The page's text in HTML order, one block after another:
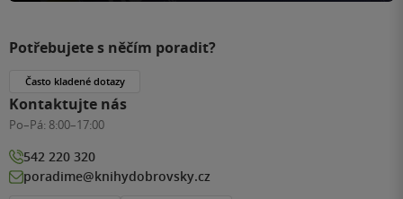
Potřebujete s něčím poradit?
Často kladené dotazy
Kontaktujte nás
Po–Pá: 8:00–17:00
542 220 320
poradime@knihydobrovsky.cz